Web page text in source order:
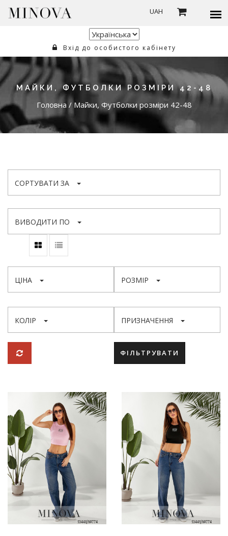
UAH
Вхід до особистого кабінету
МАЙКИ, ФУТБОЛКИ РОЗМІРИ 42-48
Головна / Майки, Футболки розміри 42-48
СОРТУВАТИ ЗА
ВИВОДИТИ ПО
ЦІНА РОЗМІР
КОЛІР ПРИЗНАЧЕННЯ
ФІЛЬТРУВАТИ